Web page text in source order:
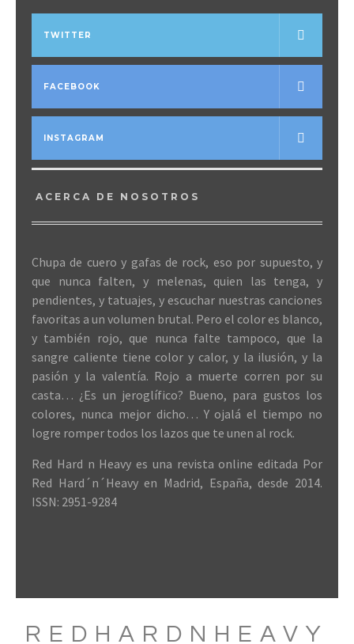
TWITTER
FACEBOOK
INSTAGRAM
ACERCA DE NOSOTROS
Chupa de cuero y gafas de rock, eso por supuesto, y
que nunca falten, y melenas, quien las tenga, y
pendientes, y tatuajes, y escuchar nuestras canciones
favoritas a un volumen brutal. Pero el color es blanco,
y también rojo, que nunca falte tampoco, que la
sangre caliente tiene color y calor, y la ilusión, y la
pasión y la valentía. Rojo a muerte corren por su
casta… ¿Es un jeroglífico? Bueno, para gustos los
colores, nunca mejor dicho… Y ojalá el tiempo no
logre romper todos los lazos que te unen al rock.
Red Hard n Heavy es una revista online editada Por
Red Hard´n´Heavy en Madrid, España, desde 2014.
ISSN: 2951-9284
REDHARDNHEAVY